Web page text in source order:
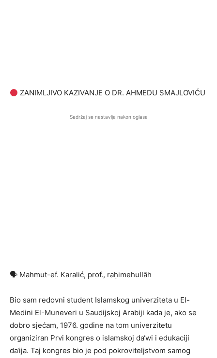
ZANIMLJIVO KAZIVANJE O DR. AHMEDU SMAJLOVIĆU
Sadržaj se nastavlja nakon oglasa
🗣 Mahmut-ef. Karalić, prof., raḥimehullāh
Bio sam redovni student Islamskog univerziteta u El-
Medini El-Muneveri u Saudijskoj Arabiji kada je, ako se
dobro sjećam, 1976. godine na tom univerzitetu
organiziran Prvi kongres o islamskoj da‘wi i edukaciji
da‘ija. Taj kongres bio je pod pokroviteljstvom samog